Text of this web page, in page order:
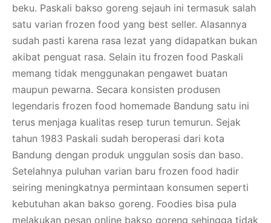
beku. Paskali bakso goreng sejauh ini termasuk salah
satu varian frozen food yang best seller. Alasannya
sudah pasti karena rasa lezat yang didapatkan bukan
akibat penguat rasa. Selain itu frozen food Paskali
memang tidak menggunakan pengawet buatan
maupun pewarna. Secara konsisten produsen
legendaris frozen food homemade Bandung satu ini
terus menjaga kualitas resep turun temurun. Sejak
tahun 1983 Paskali sudah beroperasi dari kota
Bandung dengan produk unggulan sosis dan baso.
Setelahnya puluhan varian baru frozen food hadir
seiring meningkatnya permintaan konsumen seperti
kebutuhan akan bakso goreng. Foodies bisa pula
melakukan pesan online bakso goreng sehingga tidak